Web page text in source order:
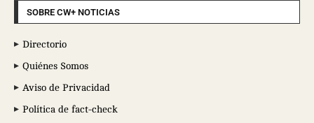
SOBRE CW+ NOTICIAS
Directorio
Quiénes Somos
Aviso de Privacidad
Política de fact-check